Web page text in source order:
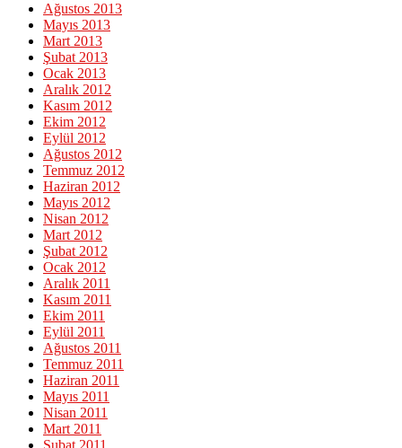
Ağustos 2013
Mayıs 2013
Mart 2013
Şubat 2013
Ocak 2013
Aralık 2012
Kasım 2012
Ekim 2012
Eylül 2012
Ağustos 2012
Temmuz 2012
Haziran 2012
Mayıs 2012
Nisan 2012
Mart 2012
Şubat 2012
Ocak 2012
Aralık 2011
Kasım 2011
Ekim 2011
Eylül 2011
Ağustos 2011
Temmuz 2011
Haziran 2011
Mayıs 2011
Nisan 2011
Mart 2011
Şubat 2011